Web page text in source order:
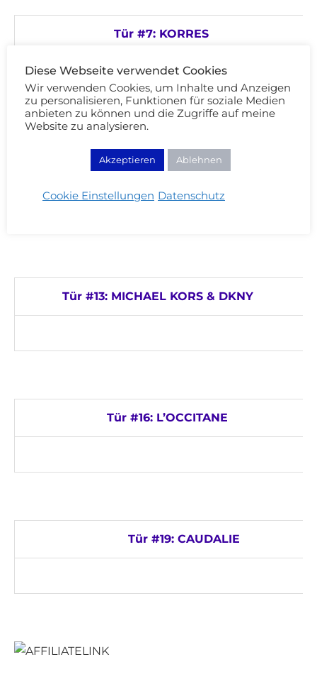
Tür #7: KORRES
Tür #10: VISEART & REAL TECHNIQUES
Tür #13: MICHAEL KORS & DKNY
Tür #16: L’OCCITANE
Tür #19: CAUDALIE
Diese Webseite verwendet Cookies
Wir verwenden Cookies, um Inhalte und Anzeigen
zu personalisieren, Funktionen für soziale Medien
anbieten zu können und die Zugriffe auf meine
Website zu analysieren.
Akzeptieren Ablehnen
Cookie Einstellungen Datenschutz